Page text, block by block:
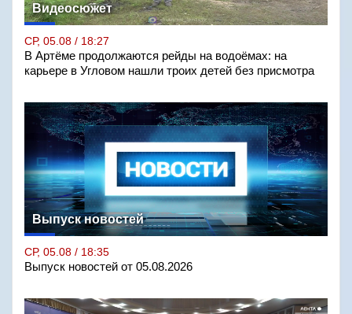
Видеосюжет
СР, 05.08 / 18:27
В Артёме продолжаются рейды на водоёмах: на
карьере в Угловом нашли троих детей без присмотра
Выпуск новостей
СР, 05.08 / 18:35
Выпуск новостей от 05.08.2026